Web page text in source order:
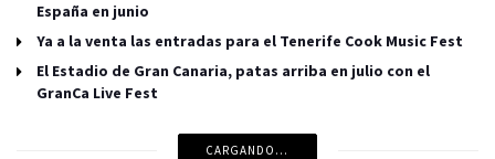
España en junio
Ya a la venta las entradas para el Tenerife Cook Music Fest
El Estadio de Gran Canaria, patas arriba en julio con el
GranCa Live Fest
CARGANDO...